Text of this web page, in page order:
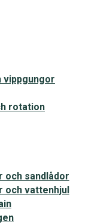
vippgungor
rotation
och sandlådor
och vattenhjul